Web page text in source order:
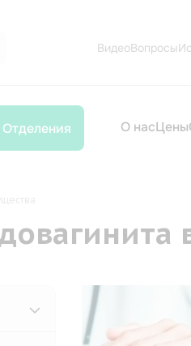
ВидеоВопросы
Отделения О насЦены